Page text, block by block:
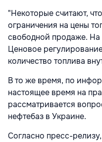
"Некоторые считают,
ограничения на цены
свободной продаже. На
Ценовое
количество топлива
В то же время, по
настоящее время на
рассматривается
нефтебаз в Украине.
Согласно пресс-